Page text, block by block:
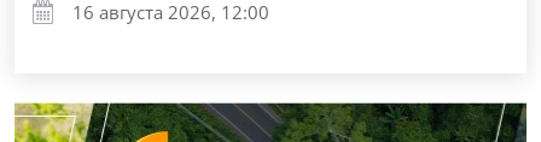
16 августа 2026, 12:00